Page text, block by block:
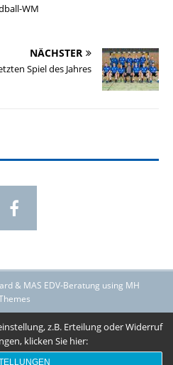
WM
NÄCHSTER
Spiel des Jahres
& MAS EDV-Beratung using MH
z.B. Erteilung oder Widerruf
klicken Sie hier: